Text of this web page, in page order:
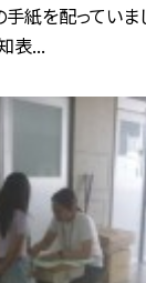
紙を配っていま
表...